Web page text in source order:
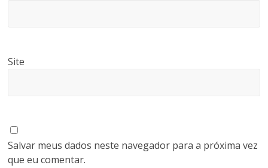
Site
Salvar meus dados neste navegador para a próxima vez
que eu comentar.